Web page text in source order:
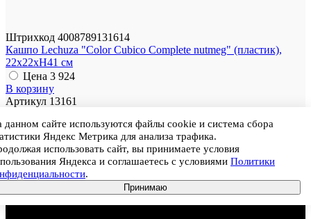
Штрихкод 4008789131614
Кашпо Lechuza "Color Cubico Complete nutmeg" (пластик),
22x22xH41 см
Цена 3 924
В корзину
Артикул 13161
Цвет
Мокка
Материал
Пластик
Ед. продажи Штука
Цена 3 924
данном сайте используются файлы cookie и система сбора
Яндекс Метрика для анализа трафика.
использовать сайт, вы принимаете условия
Яндекса и соглашаетесь с условиями Политики
.
Принимаю